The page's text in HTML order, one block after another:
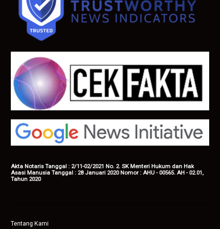
Akta Notaris Tanggal : 2/11-02/2021 No. 2. SK Menteri Hukum dan Hak
Asasi Manusia Tanggal : 28 Januari 2020 Nomor : AHU - 00565. AH - 02.01,
Tahun 2020
Tentang Kami